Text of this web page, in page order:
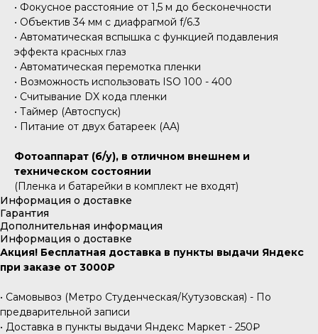
• Фокусное расстояние от 1,5 м до бесконечности
• Объектив 34 мм с диафрагмой f/6.3
• Автоматическая вспышка с функцией подавления
эффекта красных глаз
• Автоматическая перемотка пленки
• Возможность использовать ISO 100 - 400
• Считывание DX кода пленки
• Таймер (Автоспуск)
• Питание от двух батареек (АА)
Фотоаппарат (б/у), в отличном внешнем и
техническом состоянии
(Пленка и батарейки в комплект не входят)
Информация о доставке
Гарантия
Дополнительная информация
Информация о доставке
Акция! Бесплатная доставка в пункты выдачи Яндекс
при заказе от 3000₽
• Самовывоз (Метро Студенческая/Кутузовская) - По
предварительной записи
• Доставка в пункты выдачи Яндекс Маркет - 250₽